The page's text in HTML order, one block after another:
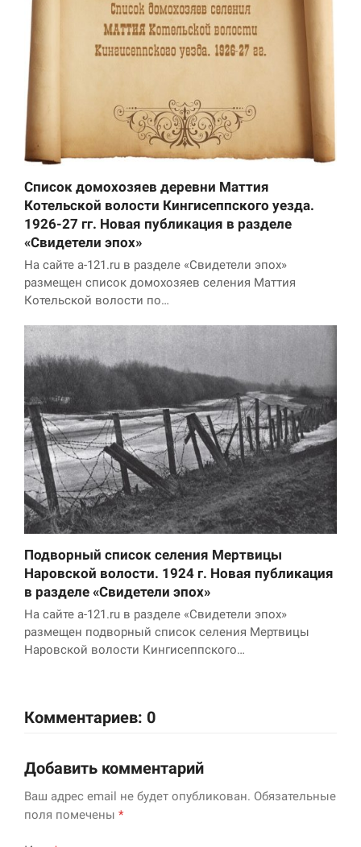
Список домохозяев деревни Маттия
Котельской волости Кингисеппского уезда.
1926-27 гг. Новая публикация в разделе
«Свидетели эпох»
На сайте a-121.ru в разделе «Свидетели эпох»
размещен список домохозяев селения Маттия
Котельской волости по…
Подворный список селения Мертвицы
Наровской волости. 1924 г. Новая публикация
в разделе «Свидетели эпох»
На сайте a-121.ru в разделе «Свидетели эпох»
размещен подворный список селения Мертвицы
Наровской волости Кингисеппского…
Комментариев: 0
Добавить комментарий
Ваш адрес email не будет опубликован. Обязательные
поля помечены *